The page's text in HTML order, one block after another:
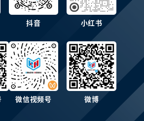
抖音 小红书
微信视频号 微博